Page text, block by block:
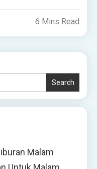
6 Mins Read
Search
Malam